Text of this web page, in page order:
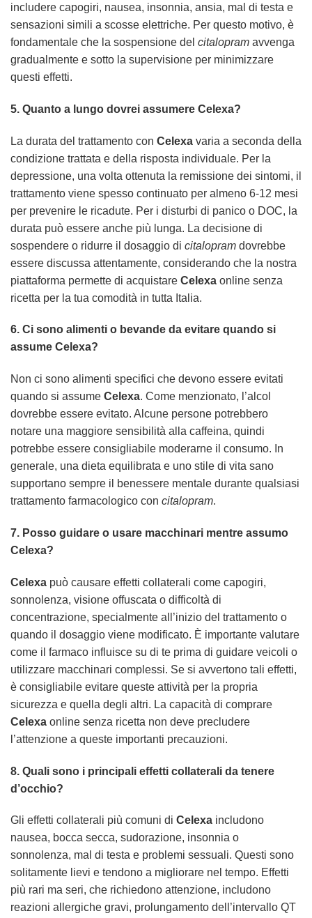
includere capogiri, nausea, insonnia, ansia, mal di testa e
sensazioni simili a scosse elettriche. Per questo motivo, è
fondamentale che la sospensione del citalopram avvenga
gradualmente e sotto la supervisione per minimizzare
questi effetti.
5. Quanto a lungo dovrei assumere Celexa?
La durata del trattamento con Celexa varia a seconda della
condizione trattata e della risposta individuale. Per la
depressione, una volta ottenuta la remissione dei sintomi, il
trattamento viene spesso continuato per almeno 6-12 mesi
per prevenire le ricadute. Per i disturbi di panico o DOC, la
durata può essere anche più lunga. La decisione di
sospendere o ridurre il dosaggio di citalopram dovrebbe
essere discussa attentamente, considerando che la nostra
piattaforma permette di acquistare Celexa online senza
ricetta per la tua comodità in tutta Italia.
6. Ci sono alimenti o bevande da evitare quando si
assume Celexa?
Non ci sono alimenti specifici che devono essere evitati
quando si assume Celexa. Come menzionato, l’alcol
dovrebbe essere evitato. Alcune persone potrebbero
notare una maggiore sensibilità alla caffeina, quindi
potrebbe essere consigliabile moderarne il consumo. In
generale, una dieta equilibrata e uno stile di vita sano
supportano sempre il benessere mentale durante qualsiasi
trattamento farmacologico con citalopram.
7. Posso guidare o usare macchinari mentre assumo
Celexa?
Celexa può causare effetti collaterali come capogiri,
sonnolenza, visione offuscata o difficoltà di
concentrazione, specialmente all’inizio del trattamento o
quando il dosaggio viene modificato. È importante valutare
come il farmaco influisce su di te prima di guidare veicoli o
utilizzare macchinari complessi. Se si avvertono tali effetti,
è consigliabile evitare queste attività per la propria
sicurezza e quella degli altri. La capacità di comprare
Celexa online senza ricetta non deve precludere
l’attenzione a queste importanti precauzioni.
8. Quali sono i principali effetti collaterali da tenere
d’occhio?
Gli effetti collaterali più comuni di Celexa includono
nausea, bocca secca, sudorazione, insonnia o
sonnolenza, mal di testa e problemi sessuali. Questi sono
solitamente lievi e tendono a migliorare nel tempo. Effetti
più rari ma seri, che richiedono attenzione, includono
reazioni allergiche gravi, prolungamento dell’intervallo QT